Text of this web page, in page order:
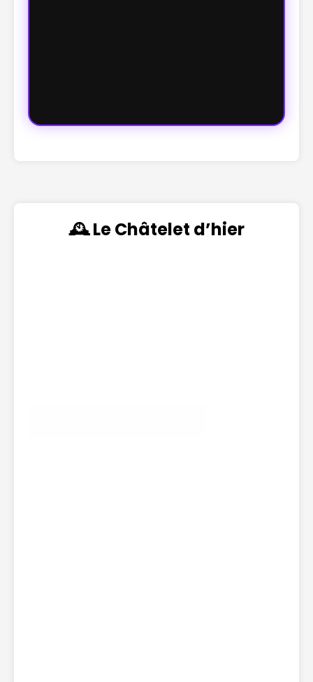
🕰️ Le Châtelet d’hier